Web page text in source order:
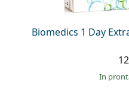
Biomedics 1 Day
in